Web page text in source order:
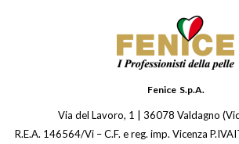
Fenice S.p.A.
Via del Lavoro, 1 | 36078 Valdagno
R.E.A. 146564/Vi – C.F. e reg. imp. Vicenza